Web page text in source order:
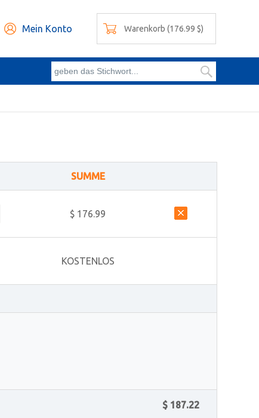
Mein Konto Warenkorb (176.99 $)
SUMME
$ 176.99
KOSTENLOS
$ 187.22